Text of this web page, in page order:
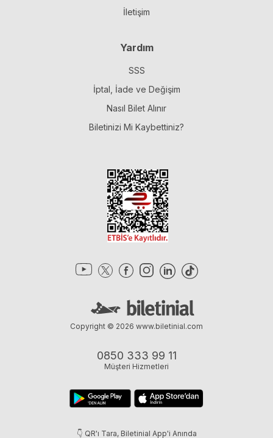
İletişim
Yardım
SSS
İptal, İade ve Değişim
Nasıl Bilet Alınır
Biletinizi Mi Kaybettiniz?
0850 333 99 11
Müşteri Hizmetleri
👇 QR'ı Tara, Biletinial App'i Anında
Copyright © 2026 www.biletinial.com